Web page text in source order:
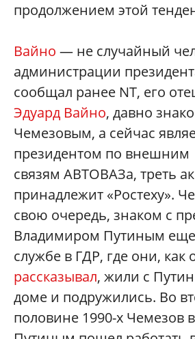
продолжением этой
Вайно — не случайный
администрации
сообщал ранее NT, его
Эдуард Вайно, давно
Чемезовым, а сейчас
президентом по внешним
связям АВТОВАЗа, треть
принадлежит «Ростеху».
свою очередь, знаком с
Владимиром Путиным еще
службе в ГДР, где они, как
рассказывал, жили с
доме и подружились. Во
половине 1990-х Чемезов